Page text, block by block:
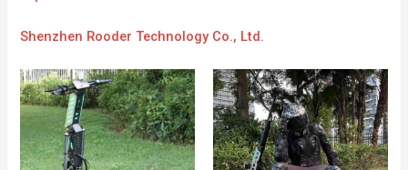
Shenzhen Rooder Technology Co., Ltd.